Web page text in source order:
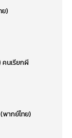
ย)
คนเรียกผี
พากย์ไทย)